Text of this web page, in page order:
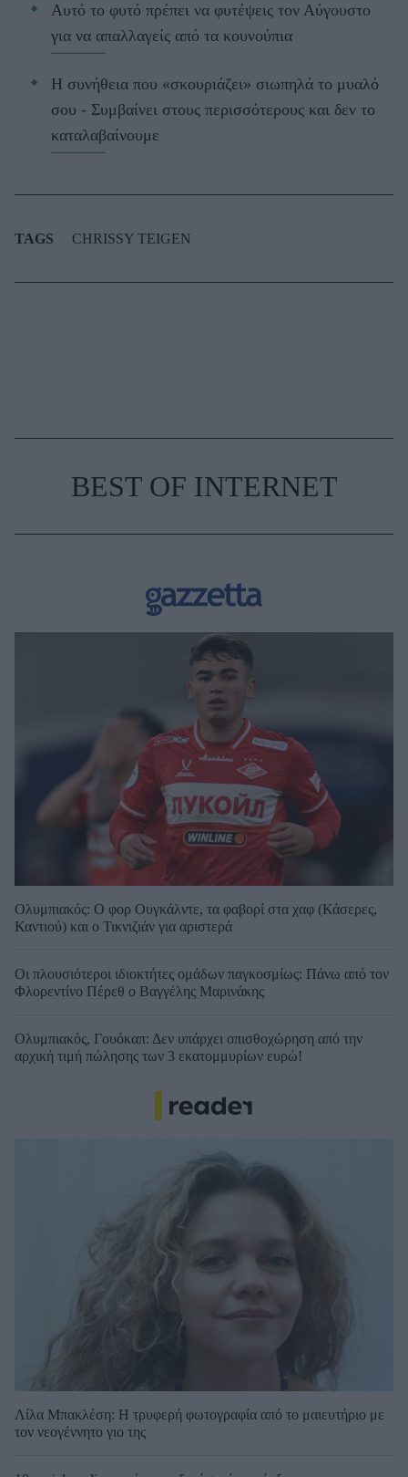
Αυτό το φυτό πρέπει να φυτέψεις τον Αύγουστο
για να απαλλαγείς από τα κουνούπια
Η συνήθεια που «σκουριάζει» σιωπηλά το μυαλό
σου - Συμβαίνει στους περισσότερους και δεν το
καταλαβαίνουμε
TAGS CHRISSY TEIGEN
BEST OF INTERNET
Ολυμπιακός: Ο φορ Ουγκάλντε, τα φαβορί στα χαφ (Κάσερες,
Καντιού) και ο Τικνιζιάν για αριστερά
Οι πλουσιότεροι ιδιοκτήτες ομάδων παγκοσμίως: Πάνω από τον
Φλορεντίνο Πέρεθ ο Βαγγέλης Μαρινάκης
Ολυμπιακός, Γουόκαπ: Δεν υπάρχει οπισθοχώρηση από την
αρχική τιμή πώλησης των 3 εκατομμυρίων ευρώ!
Λίλα Μπακλέση: Η τρυφερή φωτογραφία από το μαιευτήριο με
τον νεογέννητο γιο της